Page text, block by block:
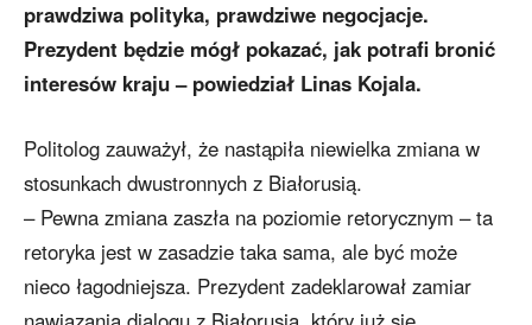
prawdziwa polityka, prawdziwe negocjacje.
Prezydent będzie mógł pokazać, jak potrafi bronić
interesów kraju – powiedział Linas Kojala.
Politolog zauważył, że nastąpiła niewielka zmiana w
stosunkach dwustronnych z Białorusią.
– Pewna zmiana zaszła na poziomie retorycznym – ta
retoryka jest w zasadzie taka sama, ale być może
nieco łagodniejsza. Prezydent zadeklarował zamiar